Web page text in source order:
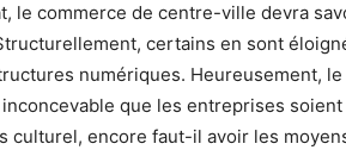
le commerce de centre-ville devra
certains en sont
numériques. Heureusement, le
que les entreprises soient
culturel, encore faut-il avoir les